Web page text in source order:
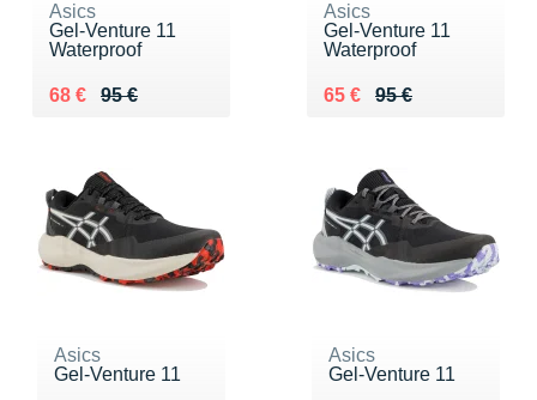
Asics
Gel-Venture 11
Waterproof
95 €
Au lieu de 95 €
68 €
Vendu 68 €
Asics
Gel-Venture 11
Waterproof
95 €
Au lieu de 95 €
65 €
Vendu 65 €
Asics
Gel-Venture 11
Asics
Gel-Venture 11